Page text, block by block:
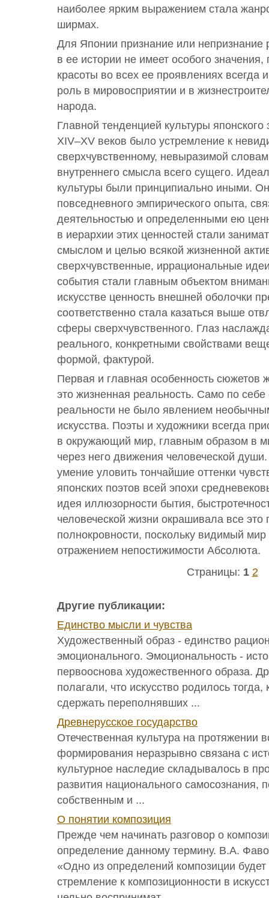
наиболее ярким выражением стала
ширмах.
Для Японии признание или непризнание
в ее истории не имеет особого значения,
красоты во всех ее проявлениях
роль в мировосприятии и в
народа.
Главной тенденцией культуры японского
XIV–XV веков было устремление к
сверхчувственному, невыразимой
внутреннего смысла всего сущего.
культуры были принципиально иными.
повседневного эмпирического опыта,
деятельностью и определенными ею
в иерархии этих ценностей стали
смыслом и целью всякой жизненной
сверхчувственные, иррациональные
события стали главным объектом
искусстве ценность внешней оболочки
соответственно стала казаться выше
сферы сверхчувственного. Глаз
реального, конкретными свойствами
формой, фактурой.
Первая и главная особенность сюжетов
это жизненная реальность. Само по
реальности не было явлением
искусства. Поэты и художники всегда
в окружающий мир, главным образом в
через него движения человеческой
умение уловить тончайшие оттенки
японских поэтов всей эпохи
идея иллюзорности бытия,
человеческой жизни окрашивала все
полнокровности, поскольку видимый
отражением непостижимости Абсолюта.
Страницы: 1 2
Другие публикации:
Единство мысли и чувства
Художественный образ - единство
эмоционального. Эмоциональность -
первооснова художественного образа.
полагали, что искусство родилось тогда,
сдержать переполнявших ...
Древнерусское государство
Отечественная культура на протяжении
формирования неразрывно связана с
культурное наследие складывалось в
развития национального самосознания,
собственным и ...
О понятии композиция
Прежде чем начинать разговор о
определение данному термину. В.А.
«Одно из определений композиции
стремление к композиционности в